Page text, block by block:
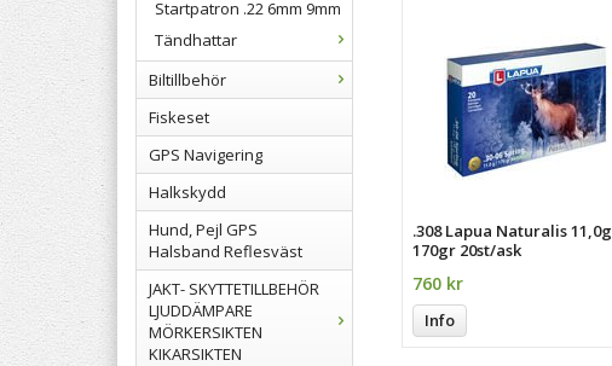
Startpatron .22 6mm 9mm
Tändhattar
Biltillbehör
Fiskeset
GPS Navigering
Halkskydd
Hund, Pejl GPS
Halsband Reflesväst
JAKT- SKYTTETILLBEHÖR
LJUDDÄMPARE
MÖRKERSIKTEN
KIKARSIKTEN
.308 Lapua Naturalis 11,0g
170gr 20st/ask
760 kr
Info